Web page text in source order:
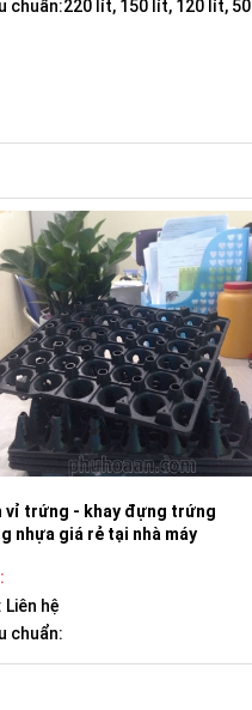
chuẩn:220 lít, 150 lít, 120 lít, 50
vỉ trứng - khay đựng trứng
nhựa giá rẻ tại nhà máy
Liên hệ
chuẩn: